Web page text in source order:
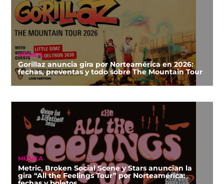
MÚSICA
Gorillaz anuncia gira por Norteamérica en 2026:
fechas, preventas y todo sobre The Mountain Tour
MÚSICA
Metric, Broken Social Scene y Stars anuncian la
gira “All the Feelings Tour” por Norteamérica: